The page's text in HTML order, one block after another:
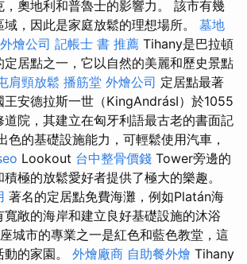
，奧地利和普魯士的影響力。 該市有幾
，因此是家庭放鬆的理想場所。 墓地
外燴公司 記帳士 書 推薦 Tihany是巴拉頓
居點之一，它以自然的美麗和歷史景點
肩頸放鬆 播筋堂 外燴公司 定居點最著
王安德拉斯一世（KingAndrásI）於1055
院，其建立在匈牙利語最古老的書面記
色的基礎設施能力，可輕鬆使用汽車，
Lookout 台中整骨價錢 Tower旁邊的
極的放鬆愛好者提供了極大的樂趣。
著名的定居點免費海灘，例如Platán海
敞的海岸和建立良好基礎設施的沐浴
城市的專業之一是紅色和藍色教堂，這
的家園。 外燴廠商 自助餐外燴 Tihany